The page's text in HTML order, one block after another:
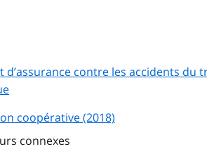
contre les accidents du
coopérative (2018)
connexes